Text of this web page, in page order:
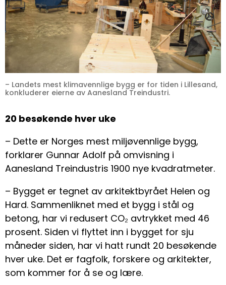
– Landets mest klimavennlige bygg er for tiden i Lillesand,
konkluderer eierne av Aanesland Treindustri.
20 besøkende hver uke
– Dette er Norges mest miljøvennlige bygg,
forklarer Gunnar Adolf på omvisning i
Aanesland Treindustris 1900 nye kvadratmeter.
– Bygget er tegnet av arkitektbyrået Helen og
Hard. Sammenliknet med et bygg i stål og
betong, har vi redusert CO₂ avtrykket med 46
prosent. Siden vi flyttet inn i bygget for sju
måneder siden, har vi hatt rundt 20 besøkende
hver uke. Det er fagfolk, forskere og arkitekter,
som kommer for å se og lære.